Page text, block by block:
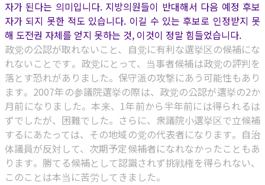
자가 된다는 의미입니다. 지방의원들이 반대해서 다음 예정 후보
자가 되지 못한 적도 있습니다. 이길 수 있는 후보로 인정받지 못
해 도전권 자체를 얻지 못하는 것, 이것이 정말 힘들었습니다.
政党の公認が取れないこと、自党に有利な選挙区の候補にな
れないことです。政党にとって、当事者候補は政党の評判を
落とす恐れがありました。保守派の攻撃にあう可能性もあり
ます。2007年の参議院選挙の際は、政党の公認が選挙の2か
月前になりました。本来、1年前から半年前には得られるは
ずでしたが、困難でした。さらに、衆議院小選挙区で立候補
するにあたっては、その地域の党の代表者になります。自治
体議員が反対して、次期予定候補者になれなかったこともあ
ります。勝てる候補として認識されず挑戦権を得られない、
このことは本当に苦労してきました。